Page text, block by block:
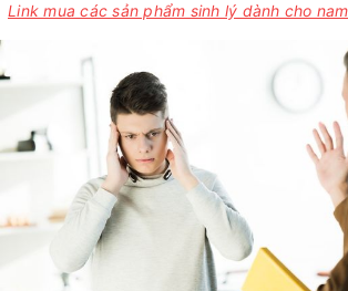
Link mua các sản phẩm sinh lý dành cho